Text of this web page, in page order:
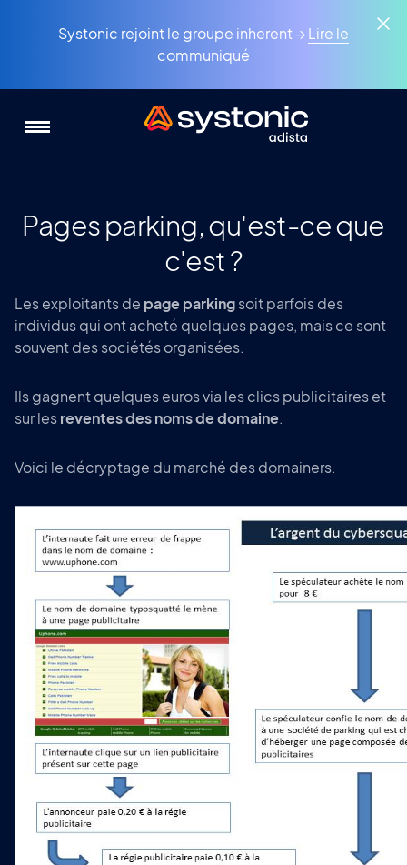
Systonic rejoint le groupe inherent →Lire le
communiqué
Pages parking, qu'est-ce que
c'est ?
Les exploitants de page parkingsoit parfois des
individus qui ont acheté quelques pages, mais ce sont
souvent des sociétés organisées.
Ils gagnent quelques euros via les clics publicitaires et
sur lesreventes des noms de domaine.
Voici le décryptage du marché des domainers.